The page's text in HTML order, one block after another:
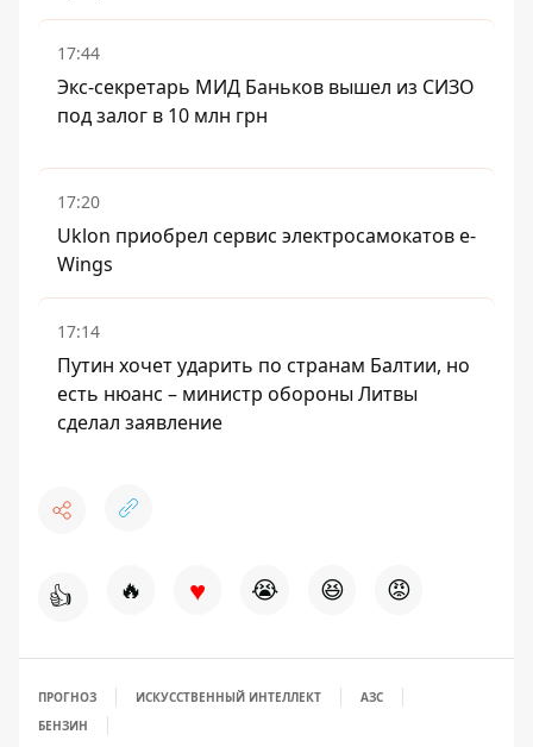
17:44
Экс-секретарь МИД Баньков вышел из СИЗО
под залог в 10 млн грн
17:20
Uklon приобрел сервис электросамокатов e-
Wings
17:14
Путин хочет ударить по странам Балтии, но
есть нюанс – министр обороны Литвы
сделал заявление
👍 🔥 ♥ 😭 😆 😡
ПРОГНОЗ ИСКУССТВЕННЫЙ ИНТЕЛЛЕКТ
АЗС
БЕНЗИН